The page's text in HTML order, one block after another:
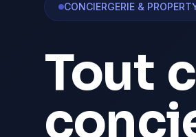
CONCIERGERIE &
Tout